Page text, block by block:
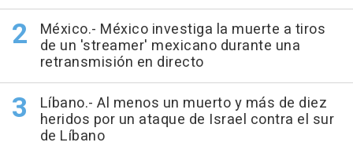
México.- México investiga la muerte a tiros
de un 'streamer' mexicano durante una
retransmisión en directo
Líbano.- Al menos un muerto y más de diez
heridos por un ataque de Israel contra el sur
de Líbano